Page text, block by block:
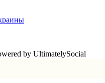
by UltimatelySocial